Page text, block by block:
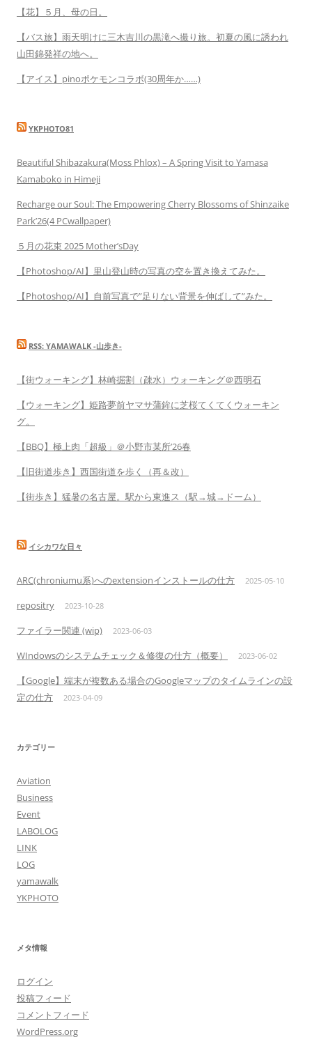
【花】５月、母の日。
【バス旅】雨天明けに三木吉川の黒滝へ撮り旅。初夏の風に誘われ
山田錦発祥の地へ。
【アイス】pinoポケモンコラボ(30周年か……)
YKPHOTO81
Beautiful Shibazakura(Moss Phlox) – A Spring Visit to Yamasa
Kamaboko in Himeji
Recharge our Soul: The Empowering Cherry Blossoms of Shinzaike
Park’26(4 PCwallpaper)
５月の花束 2025 Mother’sDay
【Photoshop/AI】里山登山時の写真の空を置き換えてみた。
【Photoshop/AI】自前写真で”足りない背景を伸ばして”みた。
RSS: YAMAWALK -山歩き-
【街ウォーキング】林崎掘割（疎水）ウォーキング＠西明石
【ウォーキング】姫路夢前ヤマサ蒲鉾に芝桜てくてくウォーキン
グ。
【BBQ】極上肉「超級」＠小野市某所’26春
【旧街道歩き】西国街道を歩く（再＆改）
【街歩き】猛暑の名古屋。駅から東進ス（駅→城→ドーム）
イシカワな日々
ARC(chroniumu系)へのextensionインストールの仕方 2025-05-10
repositry 2023-10-28
ファイラー関連 (wip) 2023-06-03
WIndowsのシステムチェック＆修復の仕方（概要） 2023-06-02
【Google】端末が複数ある場合のGoogleマップのタイムラインの設
定の仕方
2023-04-09
カテゴリー
Aviation
Business
Event
LABOLOG
LINK
LOG
yamawalk
YKPHOTO
メタ情報
ログイン
投稿フィード
コメントフィード
WordPress.org